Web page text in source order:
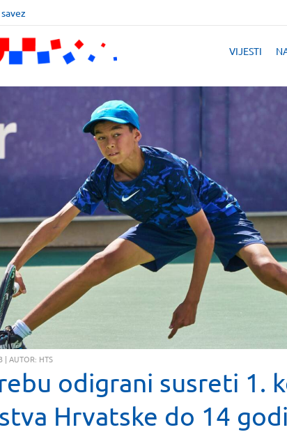
VIJESTI
| AUTOR: HTS
odigrani susreti 1.
Hrvatske do 14